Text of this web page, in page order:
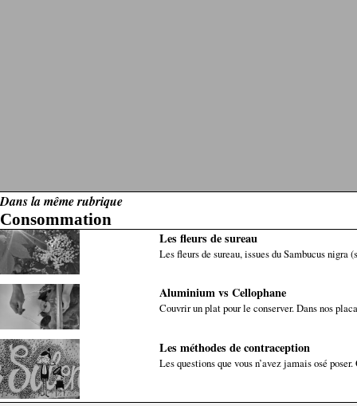
Dans la même rubrique
Consommation
Les fleurs de sureau
Les fleurs de sureau, issues du Sambucus
Aluminium vs Cellophane
Couvrir un plat pour le conserver. Dans nos
Les méthodes de contraception
Les questions que vous n’avez jamais osé